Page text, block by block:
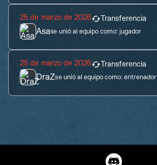
25 de marzo de 2026 Transferencia
Asase unió al equipo como:jugador
25 de marzo de 2026 Transferencia
DraZse unió al equipo como:entrenador